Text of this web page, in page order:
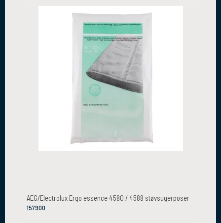
AEG/Electrolux Ergo essence 4580 / 4588 støvsugerposer
157900